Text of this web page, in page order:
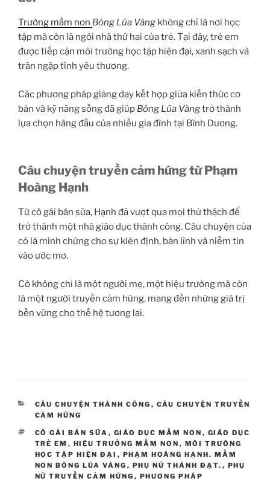
Trường mầm non Bông Lúa Vàng không chỉ là nơi học
tập mà còn là ngôi nhà thứ hai của trẻ. Tại đây, trẻ em
được tiếp cận môi trường học tập hiện đại, xanh sạch và
tràn ngập tình yêu thương.
Các phương pháp giảng dạy kết hợp giữa kiến thức cơ
bản và kỹ năng sống đã giúp Bông Lúa Vàngtrở thành
lựa chọn hàng đầu của nhiều gia đình tại Bình Dương.
Câu chuyện truyền cảm hứng từ Phạm
Hoàng Hạnh
Từ cô gái bán sữa, Hạnh đã vượt qua mọi thử thách để
trở thành một nhà giáo dục thành công. Câu chuyện của
cô là minh chứng cho sự kiên định, bản lĩnh và niềm tin
vào ước mơ.
Cô không chỉ là một người mẹ, một hiệu trưởng mà còn
là một người truyền cảm hứng, mang đến những giá trị
bền vững cho thế hệ tương lai.
CATEGORIES
CÂU CHUYỆN THÀNH CÔNG , CÂU CHUYỆN TRUYỀN
CẢM HỨNG
TAGS
CÔ GÁI BÁN SỮA , GIÁO DỤC MẦM NON , GIÁO DỤC
TRẺ EM , HIỆU TRƯỞNG MẦM NON , MÔI TRƯỜNG
HỌC TẬP HIỆN ĐẠI , PHẠM HOÀNG HẠNH. MẦM
NON BÔNG LÚA VÀNG , PHỤ NỮ THÀNH ĐẠT. , PHỤ
NỮ TRUYỀN CẢM HỨNG , PHƯƠNG PHÁP